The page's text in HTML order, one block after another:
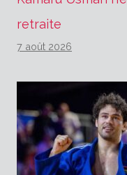
retraite
7 août 2026